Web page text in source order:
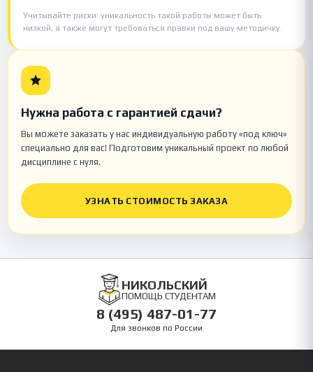
Учитывайте риски: уникальность такой работы может быть
низкой, а также могут требоваться правки под вашу методичку.
Нужна работа с гарантией сдачи?
Вы можете заказать у нас индивидуальную работу «под ключ»
специально для вас! Подготовим уникальный проект по любой
дисциплине с нуля.
УЗНАТЬ СТОИМОСТЬ ЗАКАЗА
НИКОЛЬСКИЙ
ПОМОЩЬ СТУДЕНТАМ
8 (495) 487-01-77
Для звонков по России